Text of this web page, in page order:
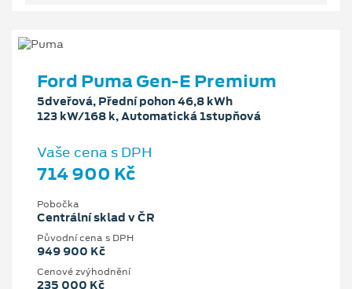
Ford Puma Gen-E Premium
5dveřová, Přední pohon 46,8 kWh
123 kW/168 k, Automatická 1stupňová
Vaše cena s DPH
714 900 Kč
Pobočka
Centrální sklad v ČR
Původní cena s DPH
949 900 Kč
Cenové zvýhodnění
235 000 Kč